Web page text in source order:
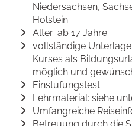
Niedersachsen,
Holstein
Alter: ab 17 Jahre
vollständige
Kurses als
möglich und
Einstufungstest
Lehrmaterial: siehe
Umfangreiche